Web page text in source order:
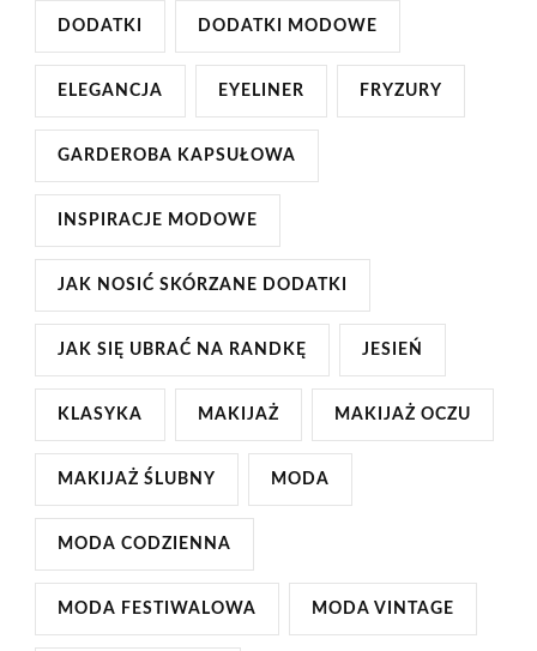
DODATKI DODATKI MODOWE
ELEGANCJA EYELINER FRYZURY
GARDEROBA KAPSUŁOWA
INSPIRACJE MODOWE
JAK NOSIĆ SKÓRZANE DODATKI
JAK SIĘ UBRAĆ NA RANDKĘ JESIEŃ
KLASYKA MAKIJAŻ MAKIJAŻ OCZU
MAKIJAŻ ŚLUBNY MODA
MODA CODZIENNA
MODA FESTIWALOWA MODA VINTAGE